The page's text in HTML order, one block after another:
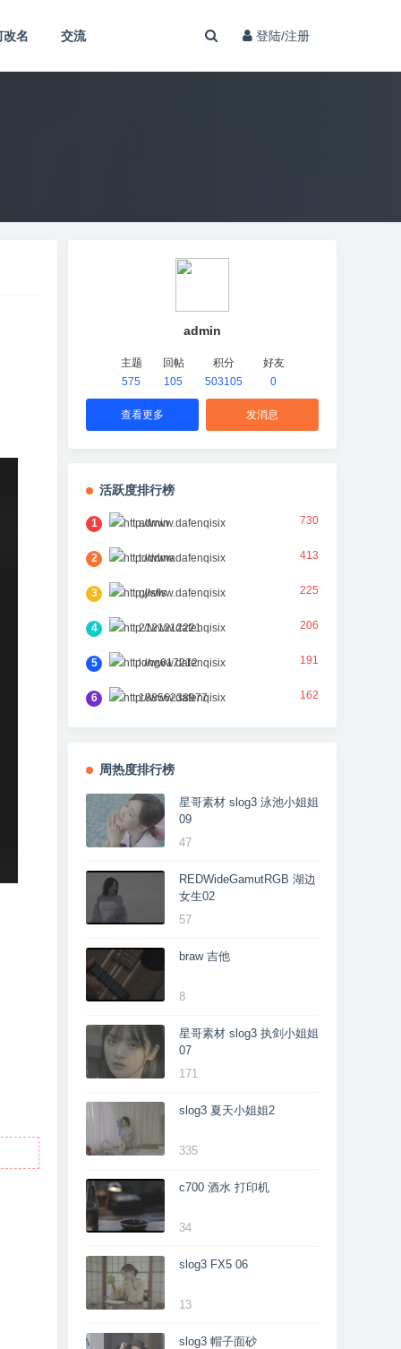
改名 交流 登陆/注册
admin
主题
575
回帖
105
积分
503105
好友
0
查看更多 发消息
活跃度排行榜
1 admin 730
2 toddma 413
3 gjlsfls 225
4 2121212221 206
5 long617212 191
6 18856238977 162
周热度排行榜
星哥素材 slog3 泳池小姐姐
09
47
REDWideGamutRGB 湖边
女生02
57
braw 吉他
8
星哥素材 slog3 执剑小姐姐
07
171
slog3 夏天小姐姐2
335
c700 酒水 打印机
34
slog3 FX5 06
13
slog3 帽子面砂